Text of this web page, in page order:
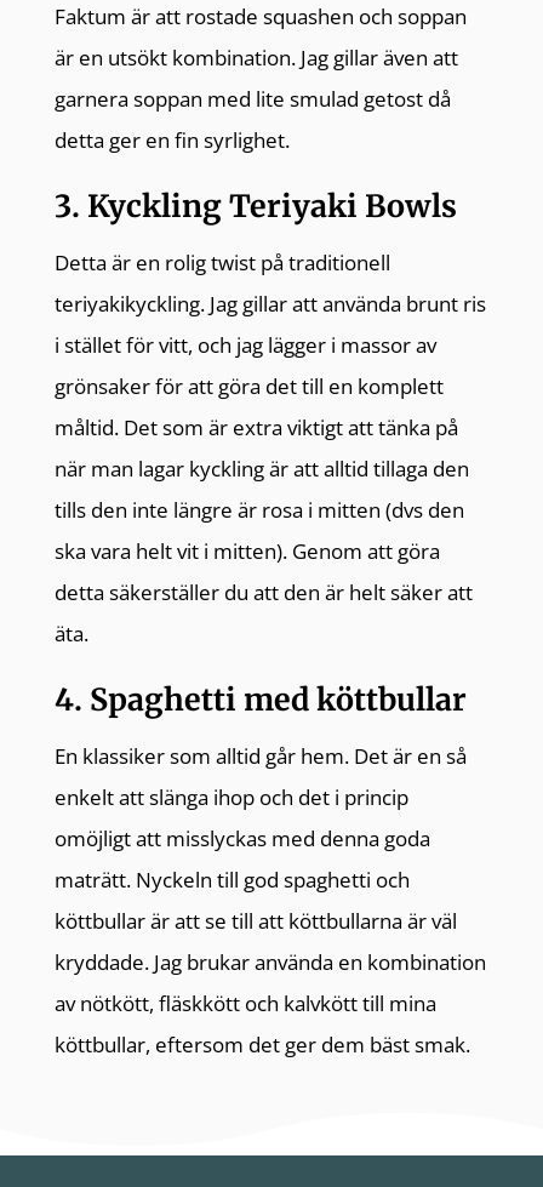
Faktum är att rostade squashen och soppan
är en utsökt kombination. Jag gillar även att
garnera soppan med lite smulad getost då
detta ger en fin syrlighet.
3. Kyckling Teriyaki Bowls
Detta är en rolig twist på traditionell
teriyakikyckling. Jag gillar att använda brunt ris
i stället för vitt, och jag lägger i massor av
grönsaker för att göra det till en komplett
måltid. Det som är extra viktigt att tänka på
när man lagar kyckling är att alltid tillaga den
tills den inte längre är rosa i mitten (dvs den
ska vara helt vit i mitten). Genom att göra
detta säkerställer du att den är helt säker att
äta.
4. Spaghetti med köttbullar
En klassiker som alltid går hem. Det är en så
enkelt att slänga ihop och det i princip
omöjligt att misslyckas med denna goda
maträtt. Nyckeln till god spaghetti och
köttbullar är att se till att köttbullarna är väl
kryddade. Jag brukar använda en kombination
av nötkött, fläskkött och kalvkött till mina
köttbullar, eftersom det ger dem bäst smak.